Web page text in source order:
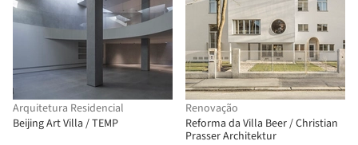
Arquitetura Residencial
Beijing Art Villa / TEMP
Renovação
Reforma da Villa Beer / Christian
Prasser Architektur